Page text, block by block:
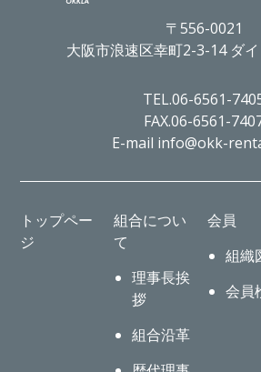
〒556-0021
大阪市浪速区幸町2-3-14 ダ
TEL.06-6561-
FAX.06-6561-
E-mail info@okk-
トップペー
ジ
組合につい
て
理事長挨
拶
組合沿革
会員
組織
会員